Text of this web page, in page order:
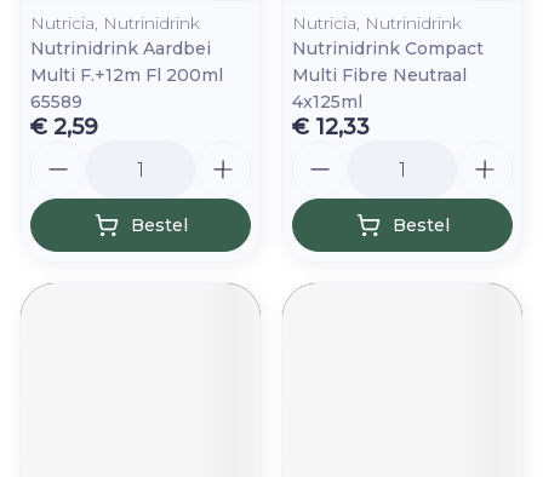
Nutricia, Nutrinidrink
Nutrinidrink Aardbei
Multi F.+12m Fl 200ml
65589
€ 2,59
Bestel
Nutricia, Nutrinidrink
Nutrinidrink Compact
Multi Fibre Neutraal
4x125ml
€ 12,33
Bestel